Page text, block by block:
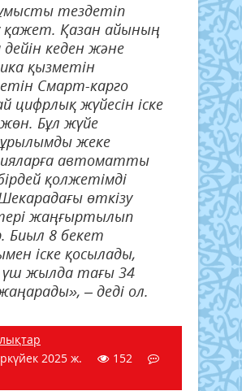
тездетіп
қажет. Қазан айының
кеден және
қызметін
Смарт-карго
цифрлық жүйесін іске
Бұл жүйе
жеке
автоматты
қолжетімді
өткізу
жаңғыртылып
8 бекет
іске қосылады,
үш жылда тағы 34
– деді ол.
2025 ж.
152